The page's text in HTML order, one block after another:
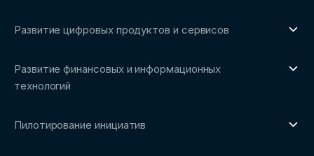
Обзоры рынка и аналитические исследования
Трендвотчинг и информационный сервис
Развитие цифровых продуктов и сервисов
Развитие финансовых и информационных
технологий
Репозиторий Ассоциации
Пилотирование инициатив